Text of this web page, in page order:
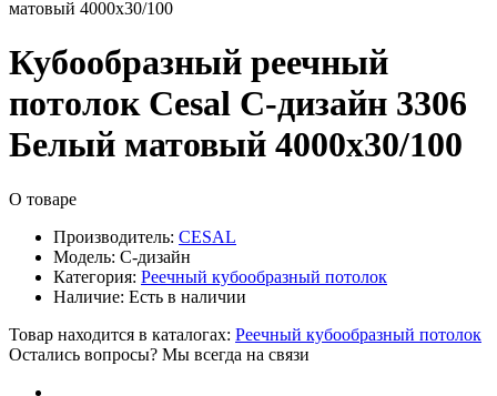
Кубообразный реечный
потолок Cesal C-дизайн 3306
Белый матовый 4000х30/100
О товаре
Производитель: CESAL
Модель: C-дизайн
Категория: Реечный кубообразный потолок
Наличие: Есть в наличии
Товар находится в каталогах: Реечный кубообразный потолок
Остались вопросы? Мы всегда на связи